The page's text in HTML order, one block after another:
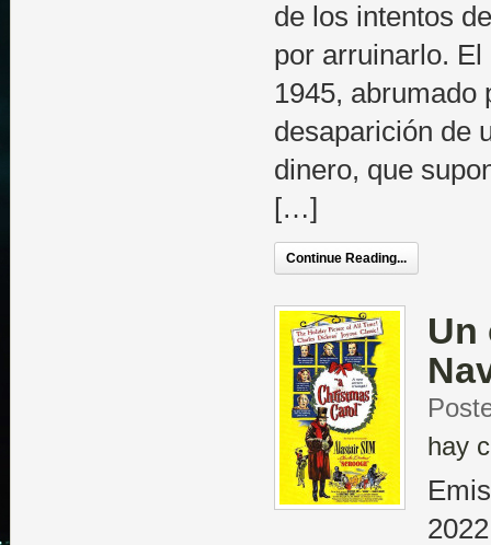
de los intentos
por arruinarlo.
1945, abrumado
desaparición de
dinero, que
[…]
Continue Reading...
Un
hay